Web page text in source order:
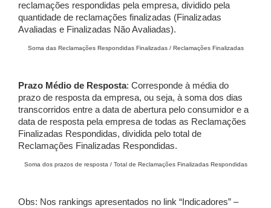
reclamações respondidas pela empresa, dividido pela
quantidade de reclamações finalizadas (Finalizadas
Avaliadas e Finalizadas Não Avaliadas).
Soma das Reclamações Respondidas Finalizadas / Reclamações Finalizadas
Prazo Médio de Resposta: Corresponde à média do
prazo de resposta da empresa, ou seja, à soma dos dias
transcorridos entre a data de abertura pelo consumidor e a
data de resposta pela empresa de todas as Reclamações
Finalizadas Respondidas, dividida pelo total de
Reclamações Finalizadas Respondidas.
Soma dos prazos de resposta / Total de Reclamações Finalizadas Respondidas
Obs: Nos rankings apresentados no link “Indicadores” –